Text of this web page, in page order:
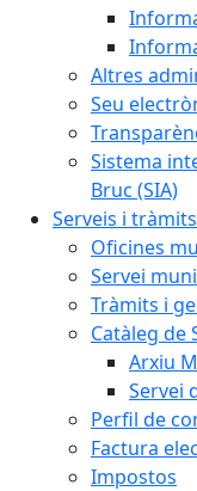
Altres
Seu
Sistema
Bruc (SIA)
Serveis i tràmits
Oficines
Servei
Tràmits i
Catàleg de
Arxiu
Servei
Perfil de
Factura
Impostos